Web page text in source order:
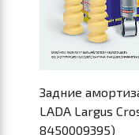
Задние
LADA Largus
8450009395)